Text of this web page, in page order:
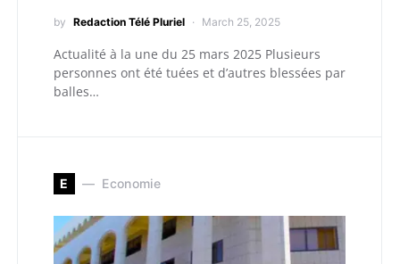
by Redaction Télé Pluriel March 25, 2025
Actualité à la une du 25 mars 2025 Plusieurs
personnes ont été tuées et d’autres blessées par
balles…
E Economie